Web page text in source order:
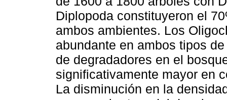
Diplopoda constituyeron el
ambos ambientes. Los
abundante en ambos tipos
de degradadores en el
significativamente mayor en
La disminución en la